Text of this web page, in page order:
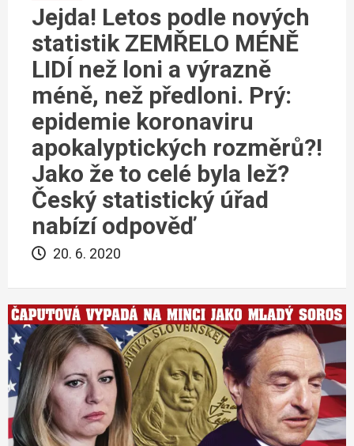
Jejda! Letos podle nových
statistik ZEMŘELO MÉNĚ
LIDÍ než loni a výrazně
méně, než předloni. Prý:
epidemie koronaviru
apokalyptických rozměrů?!
Jako že to celé byla lež?
Český statistický úřad
nabízí odpověď
20. 6. 2020